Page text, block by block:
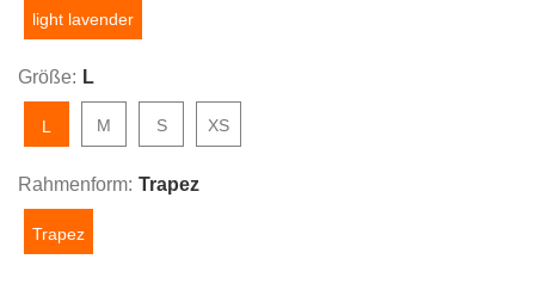
light lavender
Größe: L
L M S XS
Rahmenform: Trapez
Trapez